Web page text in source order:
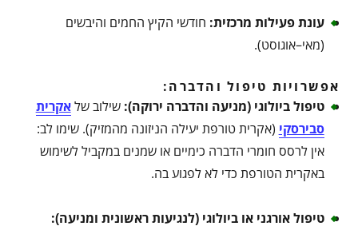
עונת פעילות מרכזית: חודשי הקיץ החמים והיבשים
(מאי–אוגוסט).
אפשרויות טיפול והדברה:
טיפול ביולוגי (מניעה והדברה ירוקה): שילוב שלאקרית
סבירסקי (אקרית טורפת יעילה הניזונה מהמזיק). שימו לב:
אין לרסס חומרי הדברה כימיים או שמנים במקביל לשימוש
באקרית הטורפת כדי לא לפגוע בה.
טיפול אורגני או ביולוגי (לנגיעות ראשונית ומניעה):